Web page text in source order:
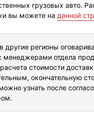
грузовых авто.
вы можете на данной
другие регионы
менеджерами отдела
расчета стоимости
окончательную
узнать после